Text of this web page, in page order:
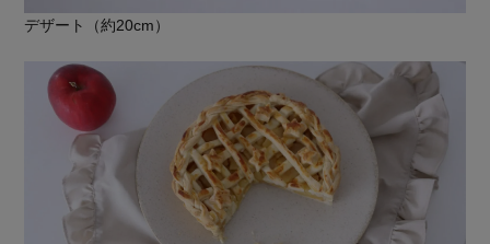
デザート（約20cm）